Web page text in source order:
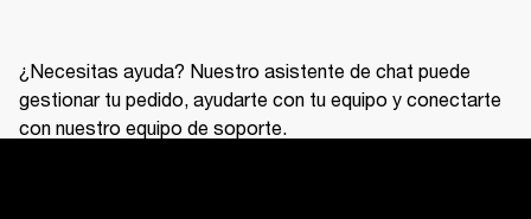
¿Necesitas ayuda? Nuestro asistente de chat puede
gestionar tu pedido, ayudarte con tu equipo y conectarte
con nuestro equipo de soporte.